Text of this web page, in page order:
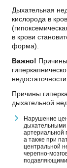
Дыхательная
кислорода в
в крови
форма).
Важно!
Причины
дыхательной
Нарушение
артериальной
а также при
центральной
черепно-
подавляющими